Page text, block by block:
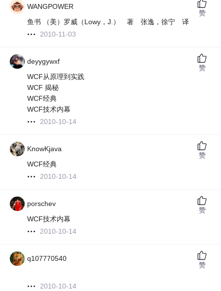
WANGPOWER
鱼书 （美）罗威（Lowy，J.） 著 张逸，徐宁 译
2010-11-03
赞
deyygywxf
WCF从原理到实践
WCF 揭秘
WCF经典
WCF技术内幕
2010-10-14
赞
KnowKjava
WCF经典
2010-10-14
赞
porschev
WCF技术内幕
2010-10-14
赞
q107770540
2010-10-14
赞